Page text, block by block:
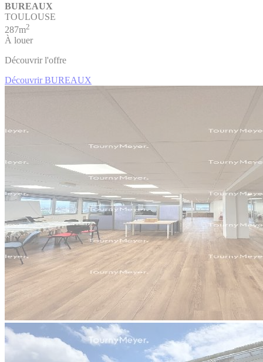
BUREAUX
TOULOUSE
287m2
À louer
Découvrir l'offre
Découvrir BUREAUX